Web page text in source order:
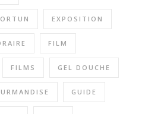
EXPOSITION
FILM
FILMS GEL DOUCHE
GUIDE